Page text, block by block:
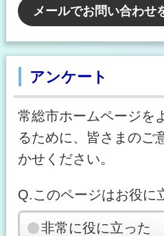
メールでお問い合わせ
アンケート
常総市ホームページを
るために、皆さまのご
かせください。
Q.このページはお役に
非常に役に立った